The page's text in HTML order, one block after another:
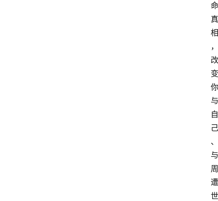
命
真
相
，
改
变
你
与
自
己
、
与
周
遭
世